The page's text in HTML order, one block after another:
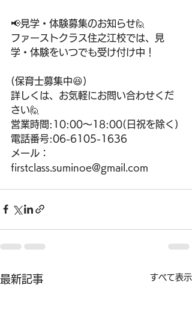
📢見学・体験募集のお知らせ🙋
ファーストクラス住之江校では、見
学・体験をいつでも受け付け中！
(保育士募集中😆)
詳しくは、お気軽にお問い合わせくだ
さい🙋
営業時間:10:00〜18:00(日祝を除く)
電話番号:06-6105-1636
メール：
firstclass.suminoe@gmail.com
最新記事 すべて表示